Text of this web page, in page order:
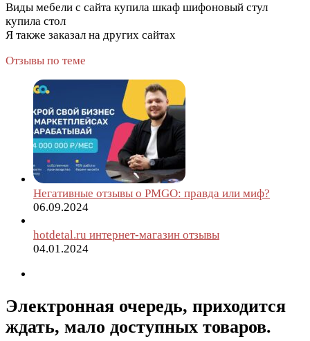
Виды мебели с сайта купила шкаф шифоновый стул
купила стол
Я также заказал на других сайтах
Отзывы по теме
Негативные отзывы о PMGO: правда или миф?
06.09.2024
hotdetal.ru интернет-магазин отзывы
04.01.2024
Электронная очередь, приходится
ждать, мало доступных товаров.